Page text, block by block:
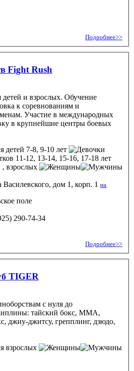
Подробнее>>
Fight Rush
детей и взрослых. Обучение
к соревнованиям и
Участие в международных
в крупнейшие центры боевых
детей 7-8, 9-10 лет
11-12, 13-14, 15-16, 17-18 лет
, взрослых
дом 1, корп. 1 на
поле
290-74-34
Подробнее>>
TIGER
с нуля до
тайский бокс, ММА,
джиу-джитсу, грепплинг, дзюдо,
взрослых